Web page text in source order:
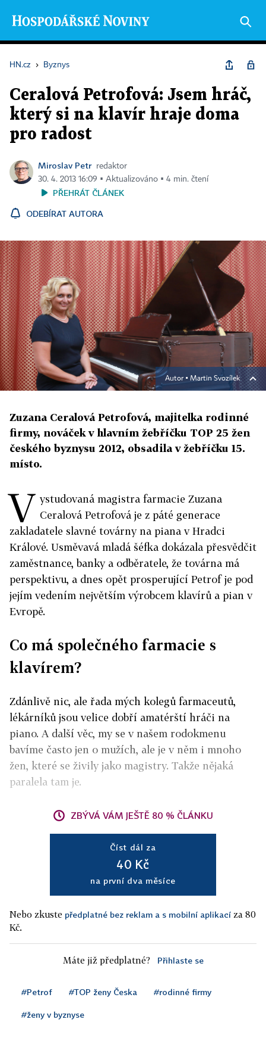
HN.cz › Byznys
Ceralová Petrofová: Jsem hráč,
který si na klavír hraje doma
pro radost
Miroslav Petr
redaktor
30. 4. 2013 16:09 ▪ Aktualizováno ▪ 4 min. čtení
PŘEHRÁT ČLÁNEK
ODEBÍRAT AUTORA
Autor ▪ Martin Svozílek
Zuzana Ceralová Petrofová, majitelka rodinné
firmy, nováček v hlavním žebříčku TOP 25 žen
českého byznysu 2012, obsadila v žebříčku 15.
místo.
V ystudovaná magistra farmacie Zuzana
Ceralová Petrofová je z páté generace
zakladatele slavné továrny na piana v Hradci
Králové. Usměvavá mladá šéfka dokázala přesvědčit
zaměstnance, banky a odběratele, že továrna má
perspektivu, a dnes opět prosperující Petrof je pod
jejím vedením největším výrobcem klavírů a pian v
Evropě.
Co má společného farmacie s
klavírem?
Zdánlivě nic, ale řada mých kolegů farmaceutů,
lékárníků jsou velice dobří amatérští hráči na
piano. A další věc, my se v našem rodokmenu
bavíme často jen o mužích, ale je v něm i mnoho
žen, které se živily jako magistry. Takže nějaká
paralela tam je.
ZBÝVÁ VÁM JEŠTĚ 80 % ČLÁNKU
Číst dál za
40 Kč
na první dva měsíce
Nebo zkuste předplatné bez reklam a s mobilní aplikací za 80
Kč.
Máte již předplatné? Přihlaste se
#Petrof #TOP ženy Česka #rodinné firmy
#ženy v byznyse